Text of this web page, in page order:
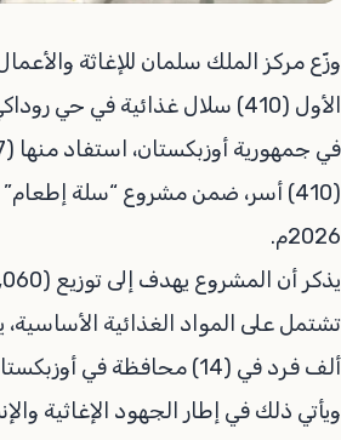
وزّع مركز الملك سلمان للإغاثة
الأول (410) سلال غذائية في حي
(410) أسر، ضمن مشروع “سلة
2026م.‏‎
ألف فرد في (14) محافظة في أوزبكستان.‏‎
ويأتي ذلك في إطار الجهود الإغاثية